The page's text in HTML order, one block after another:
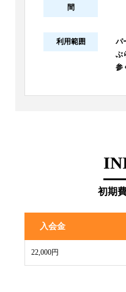
間
利用範囲
パ
ぶ
参
初期
入会金
22,000円